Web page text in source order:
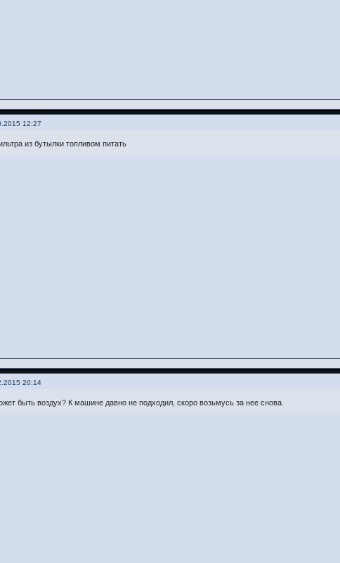
12:27
из бутылки топливом питать
20:14
быть воздух? К машине давно не подходил, скоро возьмусь за нее снова.